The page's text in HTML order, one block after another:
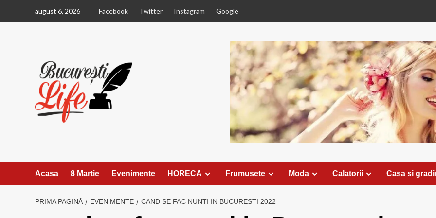
august 6, 2026 Facebook Twitter Instagram Google
Acasa 8 Martie Evenimente HORECA Frumusete Moda Calatorii Casa si
PRIMA PAGINĂ EVENIMENTE CAND SE FAC NUNTI IN BUCURESTI 2022